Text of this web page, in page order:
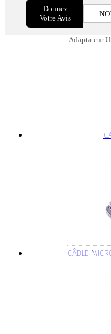
Donnez
Votre Avis
Adaptateur
CÂBLE